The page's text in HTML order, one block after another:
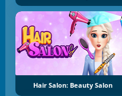
Hair Salon: Beauty Salon